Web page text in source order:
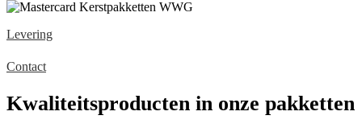
Levering
Contact
Kwaliteitsproducten in onze pakketten